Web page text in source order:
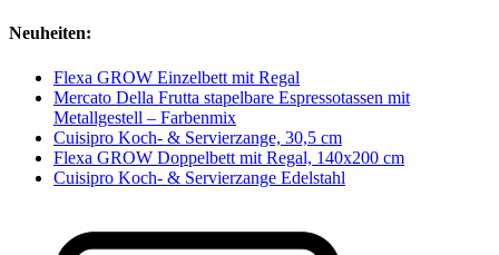
Neuheiten:
Flexa GROW Einzelbett mit Regal
Mercato Della Frutta stapelbare Espressotassen mit
Metallgestell – Farbenmix
Cuisipro Koch- & Servierzange, 30,5 cm
Flexa GROW Doppelbett mit Regal, 140x200 cm
Cuisipro Koch- & Servierzange Edelstahl